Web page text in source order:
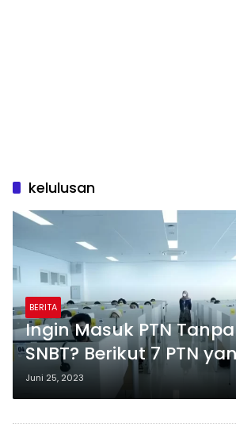
kelulusan
BERITA
Ingin Masuk PTN Tanpa
SNBT? Berikut 7 PTN
Membuka Jalur
Nilai UTBK 2023, Yuk
Jadwalnya!
Juni 25, 2023